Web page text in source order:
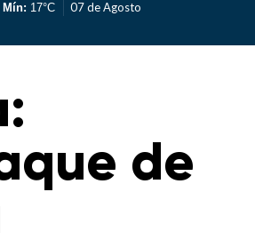
Mín: 17°C
07 de Agosto
de